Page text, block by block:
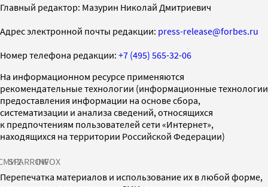
Главный редактор: Мазурин Николай Дмитриевич
Адрес электронной почты редакции: press-release@forbes.ru
Номер телефона редакции: +7 (495) 565-32-06
На информационном ресурсе применяются
рекомендательные технологии (информационные технологии
предоставления информации на основе сбора,
систематизации и анализа сведений, относящихся
к предпочтениям пользователей сети «Интернет»,
находящихся на территории Российской Федерации)
SPARROWINFOX
Перепечатка материалов и использование их в любой форме,